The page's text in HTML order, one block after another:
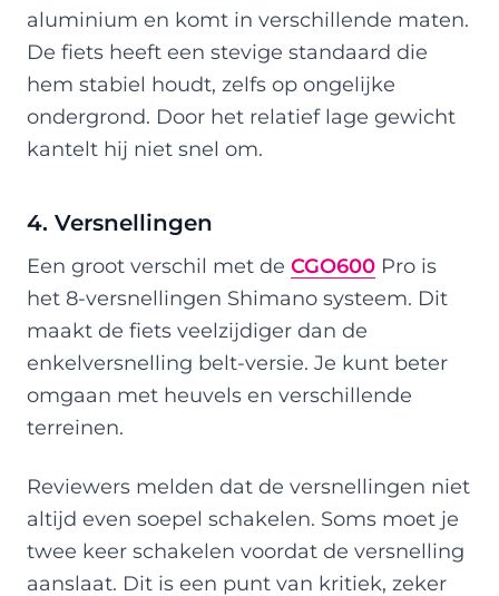
aluminium en komt in verschillende maten.
De fiets heeft een stevige standaard die
hem stabiel houdt, zelfs op ongelijke
ondergrond. Door het relatief lage gewicht
kantelt hij niet snel om.
4. Versnellingen
Een groot verschil met de CGO600 Pro is
het 8-versnellingen Shimano systeem. Dit
maakt de fiets veelzijdiger dan de
enkelversnelling belt-versie. Je kunt beter
omgaan met heuvels en verschillende
terreinen.
Reviewers melden dat de versnellingen niet
altijd even soepel schakelen. Soms moet je
twee keer schakelen voordat de versnelling
aanslaat. Dit is een punt van kritiek, zeker